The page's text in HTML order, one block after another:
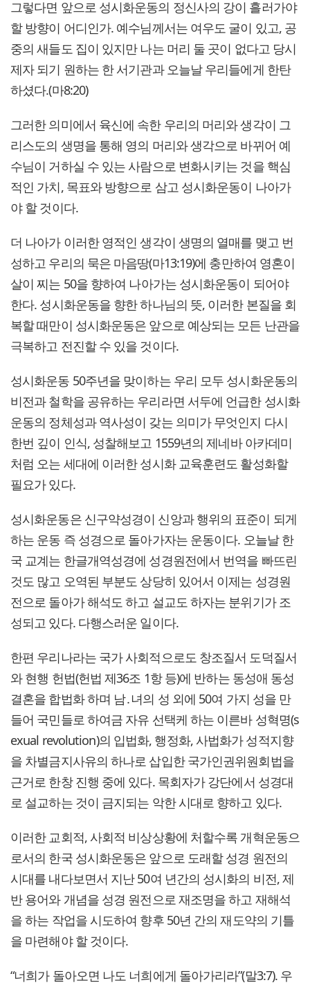
그렇다면 앞으로 성시화운동의 정신사의 강이 흘러가야
할 방향이 어디인가. 예수님께서는 여우도 굴이 있고, 공
중의 새들도 집이 있지만 나는 머리 둘 곳이 없다고 당시
제자 되기 원하는 한 서기관과 오늘날 우리들에게 한탄
하셨다.(마8:20)
그러한 의미에서 육신에 속한 우리의 머리와 생각이 그
리스도의 생명을 통해 영의 머리와 생각으로 바뀌어 예
수님이 거하실 수 있는 사람으로 변화시키는 것을 핵심
적인 가치, 목표와 방향으로 삼고 성시화운동이 나아가
야 할 것이다.
더 나아가 이러한 영적인 생각이 생명의 열매를 맺고 번
성하고 우리의 묵은 마음땅(마13:19)에 충만하여 영혼이
살이 찌는 50을 향하여 나아가는 성시화운동이 되어야
한다. 성시화운동을 향한 하나님의 뜻, 이러한 본질을 회
복할 때만이 성시화운동은 앞으로 예상되는 모든 난관을
극복하고 전진할 수 있을 것이다.
성시화운동 50주년을 맞이하는 우리 모두 성시화운동의
비전과 철학을 공유하는 우리라면 서두에 언급한 성시화
운동의 정체성과 역사성이 갖는 의미가 무엇인지 다시
한번 깊이 인식, 성찰해보고 1559년의 제네바 아카데미
처럼 오는 세대에 이러한 성시화 교육훈련도 활성화할
필요가 있다.
성시화운동은 신구약성경이 신앙과 행위의 표준이 되게
하는 운동 즉 성경으로 돌아가자는 운동이다. 오늘날 한
국 교계는 한글개역성경에 성경원전에서 번역을 빠뜨린
것도 많고 오역된 부분도 상당히 있어서 이제는 성경원
전으로 돌아가 해석도 하고 설교도 하자는 분위기가 조
성되고 있다. 다행스러운 일이다.
한편 우리나라는 국가 사회적으로도 창조질서 도덕질서
와 현행 헌법(헌법 제36조 1항 등)에 반하는 동성애 동성
결혼을 합법화 하며 남․녀의 성 외에 50여 가지 성을 만
들어 국민들로 하여금 자유 선택케 하는 이른바 성혁명(s
exual revolution)의 입법화, 행정화, 사법화가 성적지향
을 차별금지사유의 하나로 삽입한 국가인권위원회법을
근거로 한창 진행 중에 있다. 목회자가 강단에서 성경대
로 설교하는 것이 금지되는 악한 시대로 향하고 있다.
이러한 교회적, 사회적 비상상황에 처할수록 개혁운동으
로서의 한국 성시화운동은 앞으로 도래할 성경 원전의
시대를 내다보면서 지난 50여 년간의 성시화의 비전, 제
반 용어와 개념을 성경 원전으로 재조명을 하고 재해석
을 하는 작업을 시도하여 향후 50년 간의 재도약의 기틀
을 마련해야 할 것이다.
“너희가 돌아오면 나도 너희에게 돌아가리라”(말3:7). 우